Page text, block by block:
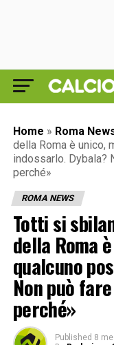
Home » Roma
della Roma è unico,
indossarlo. Dybala?
perché»
ROMA NEWS
Totti si
della Roma
qualcuno
Non può
perché»
Published 8